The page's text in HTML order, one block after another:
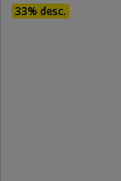
33% desc.